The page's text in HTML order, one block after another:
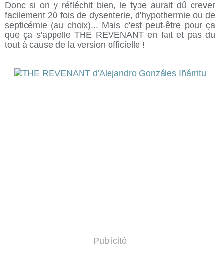
Donc si on y réfléchit bien, le type aurait dû crever
facilement 20 fois de dysenterie, d'hypothermie ou de
septicémie (au choix)... Mais c'est peut-être pour ça
que ça s'appelle THE REVENANT en fait et pas du
tout à cause de la version officielle !
Publicité